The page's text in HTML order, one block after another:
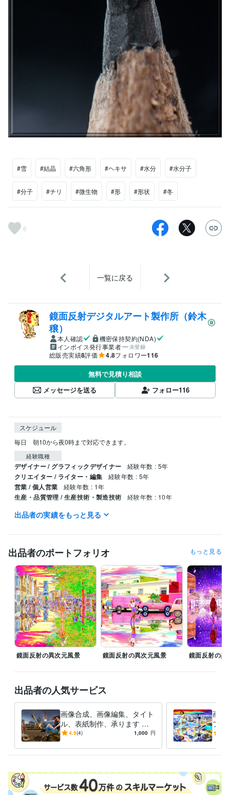
#雪 #結晶 #六角形 #ヘキサ #水分 #水分子
#分子 #チリ #微生物 #形 #形状 #冬
6
一覧に戻る
鏡面反射デジタルアート製作所（鈴木
穣）
本人確認
機密保持契約(NDA)
インボイス発行事業者
未登録
総販売実績8評価 4.8フォロワー116
無料で見積り相談
メッセージを送る
フォロー116
スケジュール
毎日　朝10から夜0時まで対応できます。
経験職種
デザイナー / グラフィックデザイナー 経験年数 : 5年
クリエイター / ライター・編集 経験年数 : 5年
営業 / 個人営業 経験年数 : 1年
生産・品質管理 / 生産技術・製造技術 経験年数 : 10年
職歴
動画編集・映像制作 画像合成、画像修正、タイトル制作、ブログ
合成画像 合成写真 タイトル制作 表紙制作
ブログ記事
アフェリエイト
ニュース記事 スチームパンク サイバーパンク 小説
学歴
東京都立工芸高等学校 1988年3月 ~ 1990年2月
出品者の実績をもっと見る
出品者のポートフォリオ もっと見る
鏡面反射の異次元風景 鏡面反射の異次元風景 鏡面反射の異
出品者の人気サービス
画像合成、画像編集、タイト
ル、表紙制作、承ります シ
ュールで異次元な世界の空間
4.5(4) 1,000 円
画像
フト
で、